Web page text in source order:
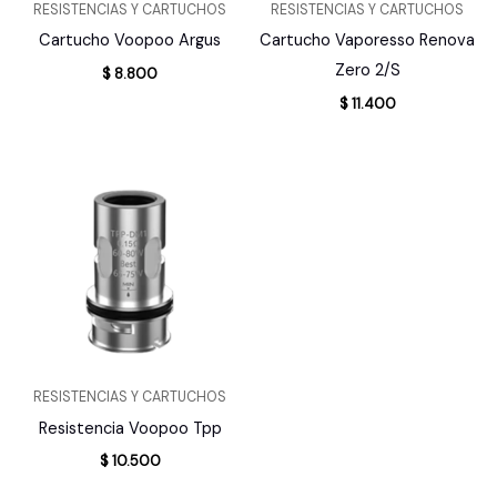
RESISTENCIAS Y CARTUCHOS
Cartucho Voopoo Argus
$8.800
RESISTENCIAS Y CARTUCHOS
Cartucho Vaporesso Renova
Zero 2/S
$11.400
RESISTENCIAS Y CARTUCHOS
Resistencia Voopoo Tpp
$10.500